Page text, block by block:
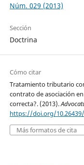
Núm. 029 (2013)
Sección
Doctrina
Cómo citar
Tratamiento tributario
contrato de asociación
correcta?. (2013).
https://doi.org/10.26439/
Más formatos de cita